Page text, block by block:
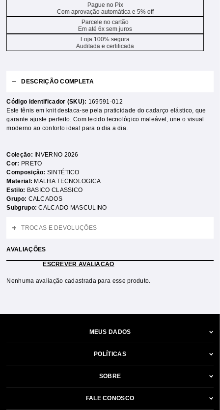
Pague no Pix
Com aprovação automática e 5% off
Parcele no cartão
Em até 6x sem juros
Loja 100% segura
Auditada e certificada
DESCRIÇÃO COMPLETA
Código identificador (SKU): 169591-012
Este tênis em knit destaca-se pela praticidade do cadarço elástico, que
garante ajuste perfeito. Com tecido tecnológico maleável, une o visual
moderno ao conforto ideal para o dia a dia.
Coleção:
INVERNO 2026
Cor: PRETO
Composição:SINTÉTICO
Material: MALHA TECNOLOGICA
Estilo: BASICO CLASSICO
Grupo: CALCADOS
Subgrupo:CALCADO MASCULINO
TROCAS E DEVOLUÇÕES
AVALIAÇÕES
ESCREVER AVALIAÇÃO
Nenhuma avaliação cadastrada para esse produto.
MEUS DADOS
POLÍTICAS
SOBRE
FALE CONOSCO